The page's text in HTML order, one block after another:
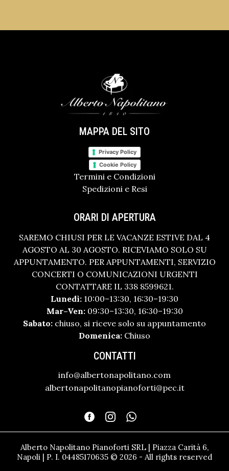
MAPPA DEL SITO
Privacy Policy
Cookie Policy
Termini e Condizioni
Spedizioni e Resi
ORARI DI APERTURA
SAREMO CHIUSI PER LE VACANZE ESTIVE DAL 4
AGOSTO AL 30 AGOSTO. RICEVIAMO SOLO SU
APPUNTAMENTO. PER APPUNTAMENTI, SERVIZIO
CONCERTI O COMUNICAZIONI URGENTI
CONTATTARE IL 338 8599621.
Lunedì: 10:00–13:30, 16:30–19:30
Mar–Ven:09:30–13:30, 16:30–19:30
Sabato: chiuso, si riceve solo su appuntamento
Domenica: Chiuso
CONTATTI
info@albertonapolitano.com
albertonapolitanopianoforti@pec.it
Alberto Napolitano Pianoforti SRL | Piazza Carità 6,
Napoli | P. I. 04485170635 © 2026 - All rights reserved